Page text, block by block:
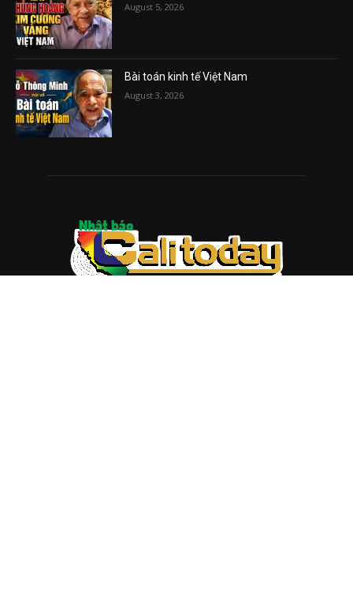
August 5, 2026
Bài toán kinh tế Việt Nam
August 3, 2026